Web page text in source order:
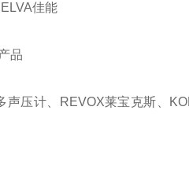
佳能
品
压计、REVOX莱宝克斯、